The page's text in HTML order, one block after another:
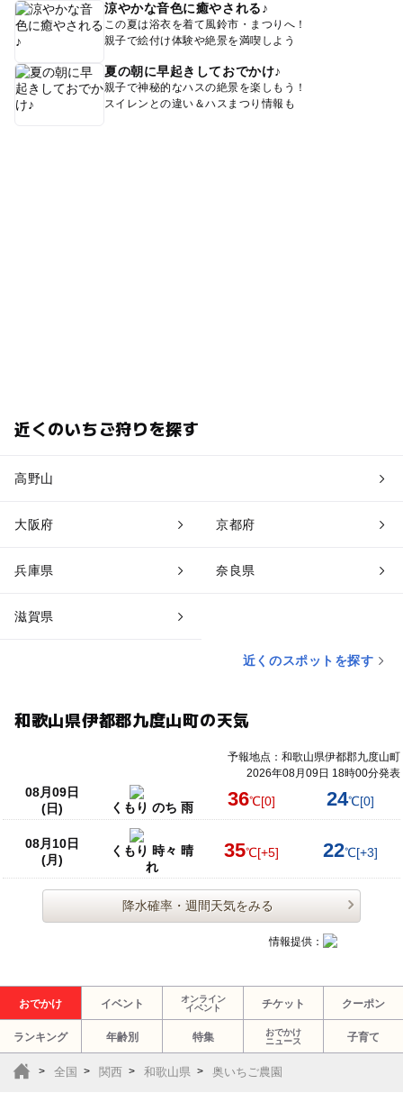
涼やかな音色に癒やされる♪
この夏は浴衣を着て風鈴市・まつりへ！
親子で絵付け体験や絶景を満喫しよう
夏の朝に早起きしておでかけ♪
親子で神秘的なハスの絶景を楽しもう！
スイレンとの違い＆ハスまつり情報も
近くのいちご狩りを探す
高野山
大阪府 京都府
兵庫県 奈良県
滋賀県
近くのスポットを探す
和歌山県伊都郡九度山町の天気
予報地点：和歌山県伊都郡九度山町
2026年08月09日 18時00分発表
08月09日
(日)
くもり のち 雨 36℃[0] 24℃[0]
08月10日
(月)
くもり 時々 晴
れ
35℃[+5] 22℃[+3]
降水確率・週間天気をみる
情報提供：
おでかけ イベント
オンライン
イベント
チケット クーポン
ランキング 年齢別 特集
おでかけ
ニュース
子育て
全国 関西 和歌山県 奥いちご農園